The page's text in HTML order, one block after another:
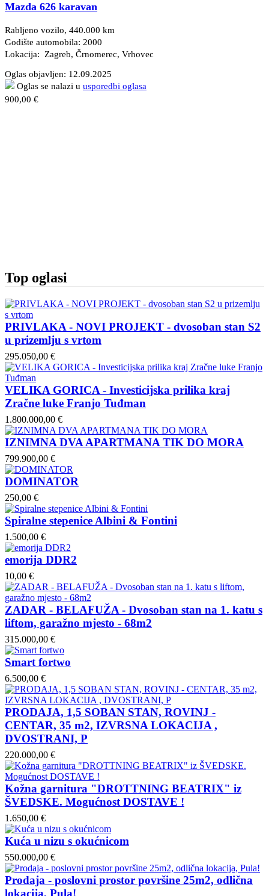
Mazda 626 karavan
Rabljeno vozilo, 440.000 km
Godište automobila: 2000
Lokacija: Zagreb, Črnomerec, Vrhovec
Oglas objavljen: 12.09.2025
Oglas se nalazi u usporedbi oglasa
900,00 €
Top oglasi
PRIVLAKA - NOVI PROJEKT - dvosoban stan S2
u prizemlju s vrtom
295.050,00 €
VELIKA GORICA - Investicijska prilika kraj
Zračne luke Franjo Tuđman
1.800.000,00 €
IZNIMNA DVA APARTMANA TIK DO MORA
799.900,00 €
DOMINATOR
250,00 €
Spiralne stepenice Albini & Fontini
1.500,00 €
emorija DDR2
10,00 €
ZADAR - BELAFUŽA - Dvosoban stan na 1. katu s
liftom, garažno mjesto - 68m2
315.000,00 €
Smart fortwo
6.500,00 €
PRODAJA, 1,5 SOBAN STAN, ROVINJ -
CENTAR, 35 m2, IZVRSNA LOKACIJA ,
DVOSTRANI, P
220.000,00 €
Kožna garnitura "DROTTNING BEATRIX" iz
ŠVEDSKE. Mogućnost DOSTAVE !
1.650,00 €
Kuća u nizu s okućnicom
550.000,00 €
Prodaja - poslovni prostor površine 25m2, odlična
lokacija, Pula!